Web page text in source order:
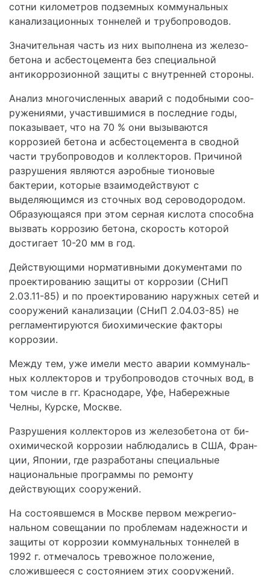
сотни километров подземных коммунальных
канали­зационных тоннелей и трубопроводов.
Значительная часть из них выполнена из железо­
бетона и асбестоцемента без специальной
антикор­розионной защиты с внутренней стороны.
Анализ многочисленных аварий с подобными соо­
ружениями, участившимися в последние годы,
пока­зывает, что на 70 % они вызываются
коррозией бетона и асбестоцемента в сводной
части трубопроводов и коллекторов. Причиной
разрушения являются аэробные тионовые
бактерии, которые взаимодействуют с
выделяющимся из сточных вод сероводородом.
Образующаяся при этом серная кислота способна
вызвать коррозию бетона, скорость которой
достигает 10-20 мм в год.
Действующими нормативными документами по
проектированию защиты от коррозии (СНиП
2.03.11-85) и по проектированию наружных сетей и
соору­жений канализации (СНиП 2.04.03-85) не
регламентируются биохимические факторы
коррозии.
Между тем, уже имели место аварии коммуналь­
ных коллекторов и трубопроводов сточных вод, в
том числе в гг. Краснодаре, Уфе, Набережные
Челны, Кур­ске, Москве.
Разрушения коллекторов из железобетона от би­
охимической коррозии наблюдались в США, Фран­
ции, Японии, где разработаны специальные
национальные программы по ремонту
действующих сооружений.
На состоявшемся в Москве первом межрегио­
нальном совещании по проблемам надежности и
защиты от коррозии коммунальных тоннелей в
1992 г. отмечалось тревожное положение,
сложившееся с состоянием этих сооружений.